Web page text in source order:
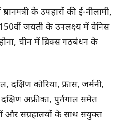
के उपहारों की ई-नीलामी,
जयंती के उपलक्ष्य में वेनिस
चीन में ब्रिक्स गठबंधन के
दक्षिण कोरिया, फ्रांस, जर्मनी,
अफ्रीका, पुर्तगाल समेत
और संग्रहालयों के साथ संयुक्त